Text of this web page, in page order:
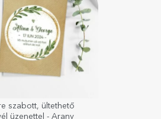
szabott, ültethető
üzenettel - Arany